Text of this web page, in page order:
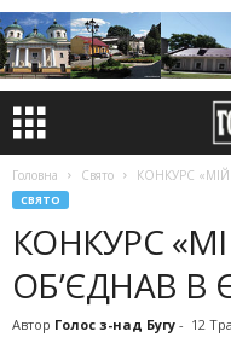
Головна Свято КОНКУРС
СВЯТО
КОНКУРС
ОБ’ЄДНАВ
Автор Голос з-над Бугу - 12